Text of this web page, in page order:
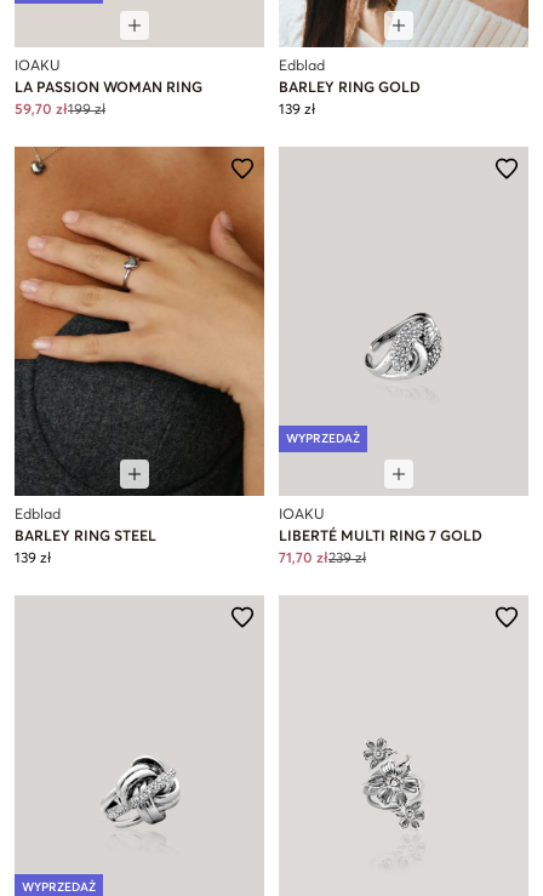
IOAKU
LA PASSION WOMAN RING
59,70 zł199 zł
Edblad
BARLEY RING GOLD
139 zł
Edblad
BARLEY RING STEEL
139 zł
WYPRZEDAŻ
IOAKU
LIBERTÉ MULTI RING 7 GOLD
71,70 zł239 zł
WYPRZEDAŻ